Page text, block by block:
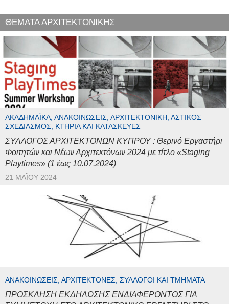
ΘΕΜΑΤΑ ΑΡΧΙΤΕΚΤΟΝΙΚΗΣ
ΑΚΑΔΗΜΑΪΚΆ, ΑΝΑΚΟΙΝΏΣΕΙΣ, ΑΡΧΙΤΕΚΤΟΝΙΚΉ, ΑΣΤΙΚΌΣ
ΣΧΕΔΙΑΣΜΌΣ, ΚΤΉΡΙΑ ΚΑΙ ΚΑΤΑΣΚΕΥΈΣ
ΣΥΛΛΟΓΟΣ ΑΡΧΙΤΕΚΤΟΝΩΝ ΚΥΠΡΟΥ : Θερινό Εργαστήρι
Φοιτητών και Νέων Αρχιτεκτόνων 2024 με τίτλο «Staging
Playtimes» (1 έως 10.07.2024)
21 ΜΑΪ́ΟΥ 2024
ΑΝΑΚΟΙΝΏΣΕΙΣ, ΑΡΧΙΤΈΚΤΟΝΕΣ, ΣΎΛΛΟΓΟΙ ΚΑΙ ΤΜΉΜΑΤΑ
ΠΡΟΣΚΛΗΣΗ ΕΚΔΗΛΩΣΗΣ ΕΝΔΙΑΦΕΡΟΝΤΟΣ ΓΙΑ